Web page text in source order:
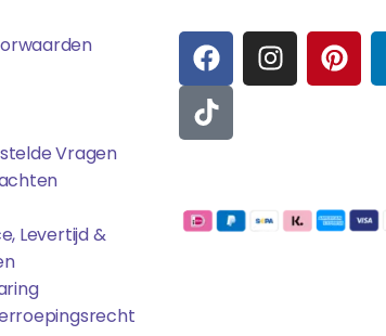
Vragen
Levertijd &
F
A
C
E
B
O
K
I
N
S
A
P
I
N
E
S
T
I
K
T
O